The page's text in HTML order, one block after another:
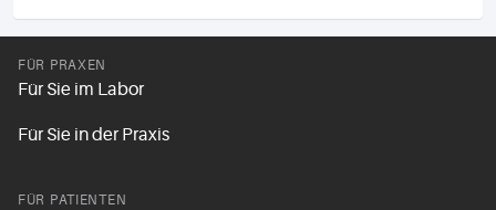
FÜR PRAXEN
Für Sie im Labor
Für Sie in der Praxis
FÜR PATIENTEN